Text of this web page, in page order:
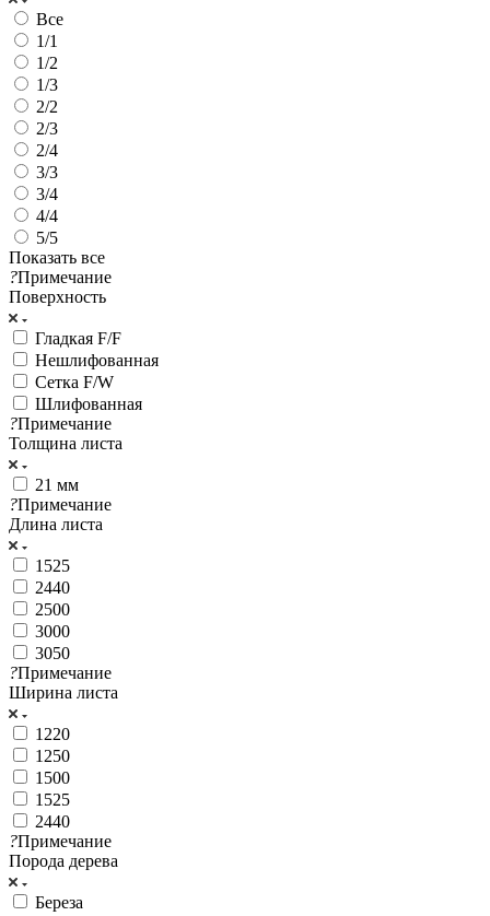
Все
1/1
1/2
1/3
2/2
2/3
2/4
3/3
3/4
4/4
5/5
Показать все
?Примечание
Поверхность
Гладкая F/F
Нешлифованная
Сетка F/W
Шлифованная
?Примечание
Толщина листа
21 мм
?Примечание
Длина листа
1525
2440
2500
3000
3050
?Примечание
Ширина листа
1220
1250
1500
1525
2440
?Примечание
Порода дерева
Береза